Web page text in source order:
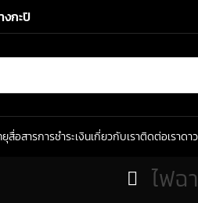
กะปิ
ยุสื่อสารการชำระเงินเกี่ยวกับเราติดต่อเราดา
ไฟฉ